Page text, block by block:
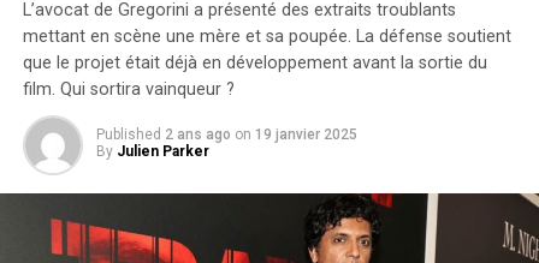
@TBLightning
pic.twitter.com/1y2RfMJWh2
– West Ham United
(@WestHam) 24 juillet
2024
primaire,il côtoie plusieurs camarades appelés Thibault
et autres prénoms similaires. Pour éviter toute
confusion lors des appels en classe, les enseignants
ajoutent souvent la première lettre du nom de famille
après le prénom : ainsi devient-il rapidement « Hugo
D. », un surnom auquel il s’habitue sans arduousé.
Pensées sur l’Identité Associée au
L’avocat de Gregorini a présenté des extraits troublants
mettant en scène une mère et sa poupée. La défense soutient
que le projet était déjà en développement avant la sortie du
film. Qui sortira vainqueur ?
Published 2 ans ago on 19 janvier 2025
By Julien Parker